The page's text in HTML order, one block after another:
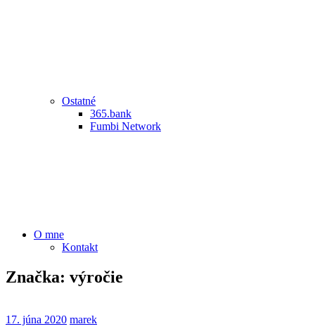
Ostatné
365.bank
Fumbi Network
O mne
Kontakt
Značka: výročie
17. júna 2020 marek